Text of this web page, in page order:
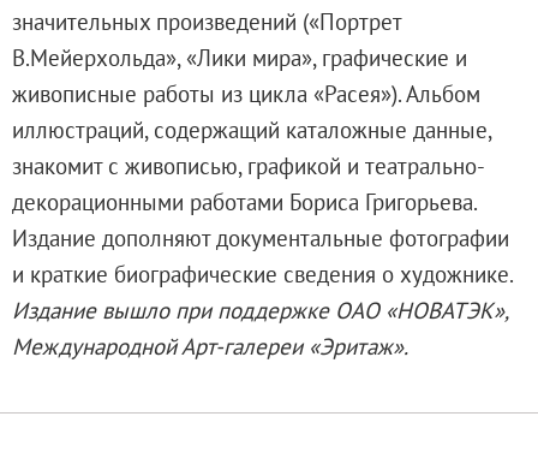
Для СМИ
О Музее
О музее
Генеральный директор
Дирекция
Дворцы и сады
Михайловский дворец
Корпус Бенуа
Михайловский (Инженерный) замок
Мраморный дворец
значительных произведений («Портрет
В.Мейерхольда», «Лики мира», графические и
живописные работы из цикла «Расея»). Альбом
иллюстраций, содержащий каталожные данные,
знакомит с живописью, графикой и театрально-
декорационными работами Бориса Григорьева.
Издание дополняют документальные фотографии
и краткие биографические сведения о художнике.
Издание вышло при поддержке ОАО «НОВАТЭК»,
Международной Арт-галереи «Эритаж».